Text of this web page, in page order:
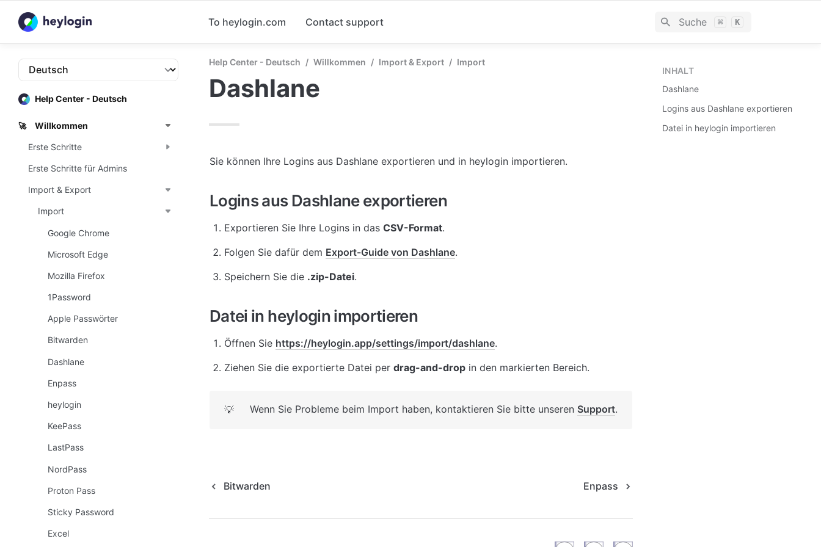
To heylogin.com Contact support Suche ⌘ K
Help Center - Deutsch
🚀 Willkommen
Erste Schritte
Erste Schritte für Admins
Import & Export
Import
Google Chrome
Microsoft Edge
Mozilla Firefox
1Password
Apple Passwörter
Bitwarden
Dashlane
Enpass
heylogin
KeePass
LastPass
NordPass
Proton Pass
Sticky Password
Excel
Help Center - Deutsch / Willkommen / Import & Export / Import
Dashlane
Sie können Ihre Logins aus Dashlane exportieren und in heylogin importieren.
Logins aus Dashlane exportieren
Exportieren Sie Ihre Logins in das CSV-Format.
Folgen Sie dafür dem Export-Guide von Dashlane.
Speichern Sie die .zip-Datei.
Datei in heylogin importieren
Öffnen Sie https://heylogin.app/settings/import/dashlane.
Ziehen Sie die exportierte Datei per drag-and-drop in den markierten Bereich.
💡 Wenn Sie Probleme beim Import haben, kontaktieren Sie bitte unseren Support.
Bitwarden Enpass
INHALT
Dashlane
Logins aus Dashlane exportieren
Datei in heylogin importieren